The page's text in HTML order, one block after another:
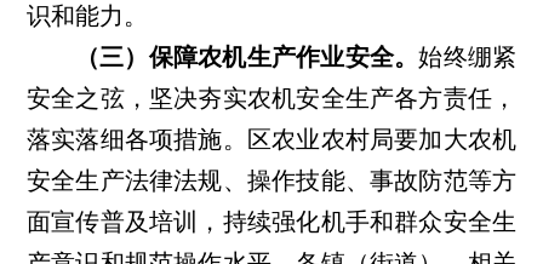
识和能力。
（三）保障农机生产作业安全。始终绷紧
安全之弦，坚决夯实农机安全生产各方责任，
落实落细各项措施。区农业农村局要加大农机
安全生产法律法规、操作技能、事故防范等方
面宣传普及培训，持续强化机手和群众安全生